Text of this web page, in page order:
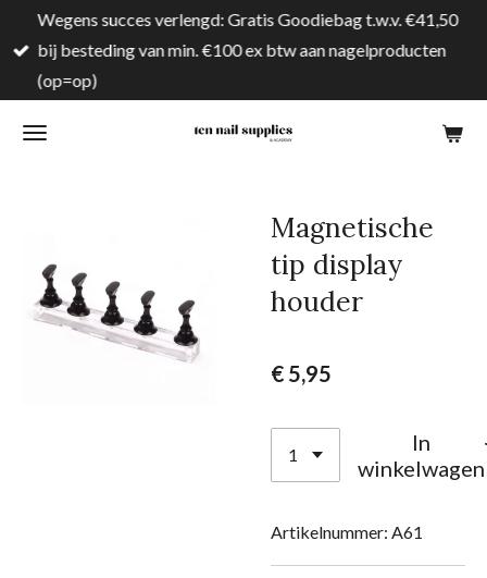
direct
naar
hoofdinhoud
Wegens succes verlengd: Gratis Goodiebag t.w.v. €41,50
bij besteding van min. €100 ex btw aan nagelproducten
(op=op)
Magnetische
tip display
houder
€ 5,95
In
winkelwagen
Artikelnummer: A61